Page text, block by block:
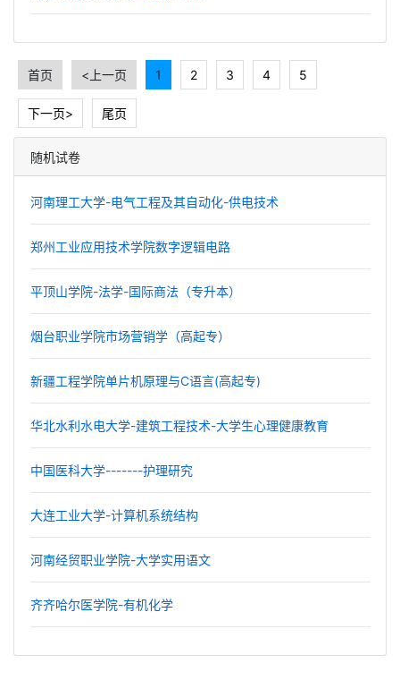
首页 <上一页 1 2 3 4 5
下一页> 尾页
随机试卷
河南理工大学-电气工程及其自动化-供电技术
郑州工业应用技术学院数字逻辑电路
平顶山学院-法学-国际商法（专升本）
烟台职业学院市场营销学（高起专）
新疆工程学院单片机原理与C语言(高起专)
华北水利水电大学-建筑工程技术-大学生心理健康教育
中国医科大学-------护理研究
大连工业大学-计算机系统结构
河南经贸职业学院-大学实用语文
齐齐哈尔医学院-有机化学